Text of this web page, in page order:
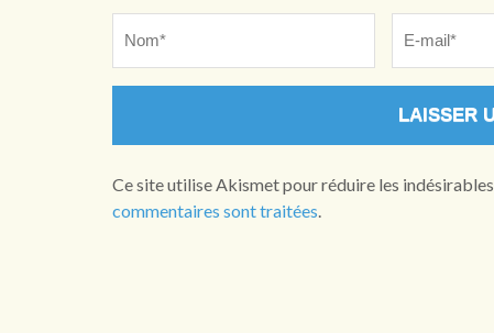
Ce site utilise Akismet pour réduire les indésirables.
commentaires sont traitées